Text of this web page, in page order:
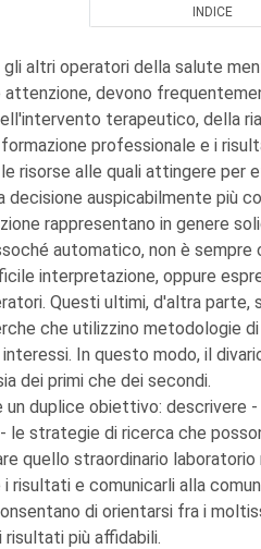
INDICE
altri operatori della salute
devono
terapeutico, della
formazione professionale e i
risorse alle quali attingere per
decisione auspicabilmente più
rappresentano in genere
automatico, non è
interpretazione, oppure
Questi ultimi, d'altra parte,
che utilizzino metodologie
In questo modo, il
dei primi che dei secondi.
un duplice obiettivo: descrivere
le strategie di ricerca che
quello straordinario
risultati e comunicarli alla
di orientarsi fra i
più affidabili.